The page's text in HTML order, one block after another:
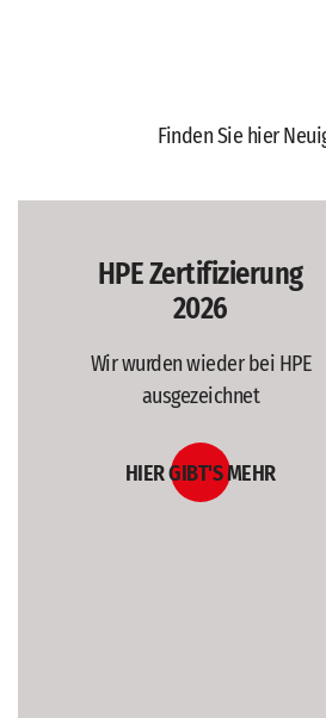
Finden Sie hier
HPE Zertifizierung
2026
Wir wurden wieder bei HPE
ausgezeichnet
HIER GIBT'S MEHR